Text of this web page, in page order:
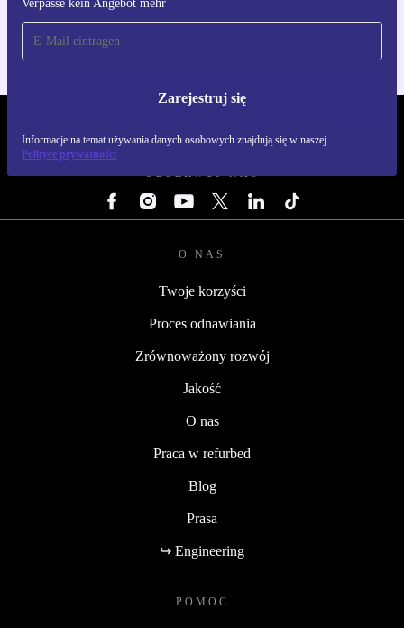
Verpasse kein Angebot mehr
Zarejestruj się
Informacje na temat używania danych osobowych znajdują się w naszej
Polityce prywatności
Dla iOS i Android
OBSERWUJ NAS
O NAS
Twoje korzyści
Proces odnawiania
Zrównoważony rozwój
Jakość
O nas
Praca w refurbed
Blog
Prasa
↪ Engineering
POMOC